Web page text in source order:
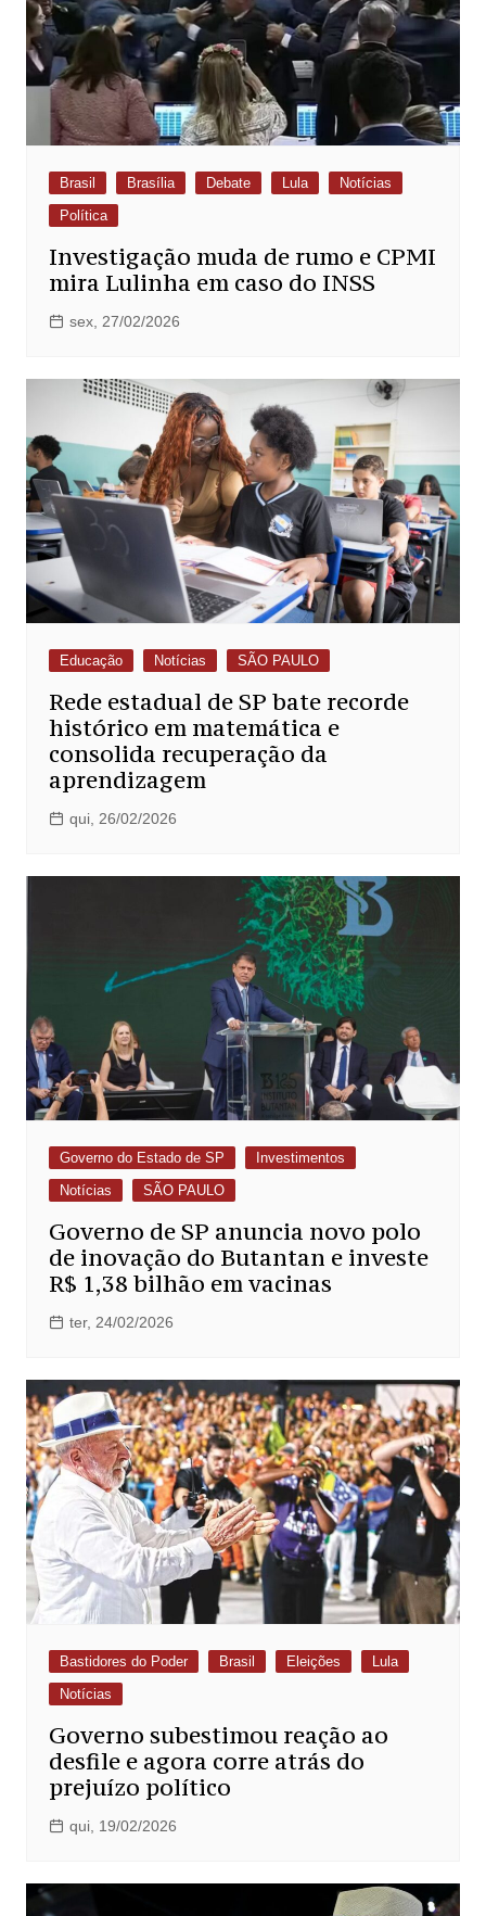
Brasil Brasília Debate Lula
Notícias
Política
Investigação muda de rumo e CPMI
mira Lulinha em caso do INSS
sex, 27/02/2026
Educação Notícias SÃO PAULO
Rede estadual de SP bate recorde
histórico em matemática e
consolida recuperação da
aprendizagem
qui, 26/02/2026
Governo do Estado de SP
Investimentos
Notícias
SÃO PAULO
Governo de SP anuncia novo polo
de inovação do Butantan e investe
R$ 1,38 bilhão em vacinas
ter, 24/02/2026
Bastidores do Poder Brasil Eleições
Lula
Notícias
Governo subestimou reação ao
desfile e agora corre atrás do
prejuízo político
qui, 19/02/2026